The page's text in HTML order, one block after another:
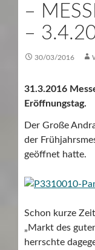
–
–
30/03/2016
31.3.2016
Eröffnungstag.
Der Große
der
geöffnet hatte.
Schon kurze
„Markt des
herrschte